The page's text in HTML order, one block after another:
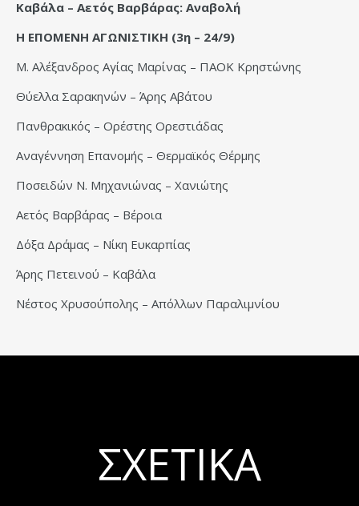
Καβάλα – Αετός Βαρβάρας: Αναβολή
Η ΕΠΟΜΕΝΗ ΑΓΩΝΙΣΤΙΚΗ (3η – 24/9)
Μ. Αλέξανδρος Αγίας Μαρίνας – ΠΑΟΚ Κρηστώνης
Θύελλα Σαρακηνών – Άρης Αβάτου
Πανθρακικός – Ορέστης Ορεστιάδας
Αναγέννηση Επανομής – Θερμαϊκός Θέρμης
Ποσειδών Ν. Μηχανιώνας – Χανιώτης
Αετός Βαρβάρας – Βέροια
Δόξα Δράμας – Νίκη Ευκαρπίας
Άρης Πετεινού – Καβάλα
Νέστος Χρυσούπολης – Απόλλων Παραλιμνίου
ΣΧΕΤΙΚΆ